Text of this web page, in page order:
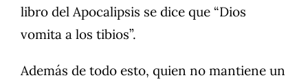
libro del Apocalipsis se dice que “Dios
vomita a los tibios”.
Además de todo esto, quien no mantiene un